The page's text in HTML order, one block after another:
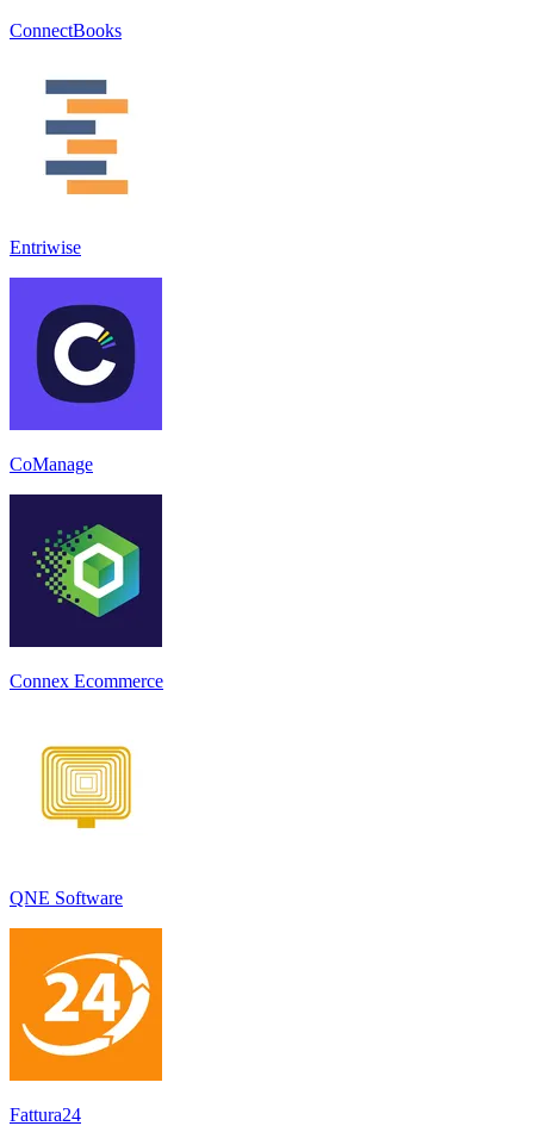
ConnectBooks
Entriwise
CoManage
Connex Ecommerce
QNE Software
Fattura24